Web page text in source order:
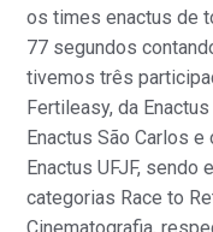
os times enactus de
77 segundos
tivemos três
Fertileasy, da
Enactus São Carlos
Enactus UFJF,
categorias Race to